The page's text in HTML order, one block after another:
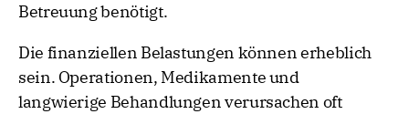
Betreuung benötigt.
Die finanziellen Belastungen können erheblich
sein. Operationen, Medikamente und
langwierige Behandlungen verursachen oft